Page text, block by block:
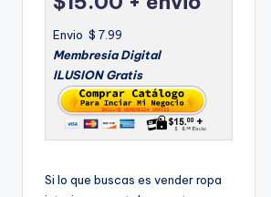
Envio $ 7.99
Membresia Digital
ILUSION Gratis
Si lo que buscas es vender ropa